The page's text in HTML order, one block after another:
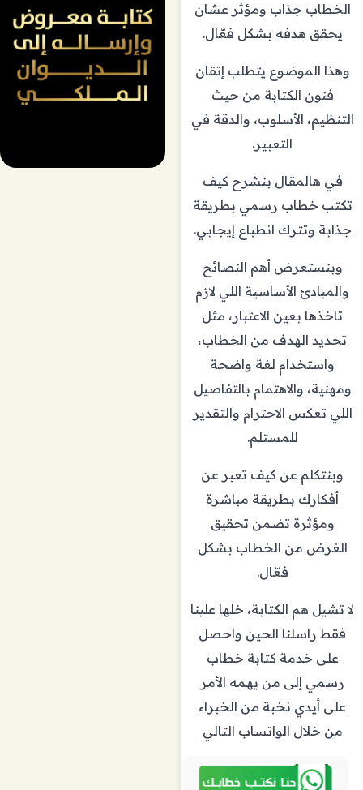
الخطاب جذاب ومؤثر عشان
يحقق هدفه بشكل فعّال.
وهذا الموضوع يتطلب إتقان
فنون الكتابة من حيث
التنظيم، الأسلوب، والدقة في
التعبير.
في هالمقال بنشرح كيف
تكتب خطاب رسمي بطريقة
جذابة وتترك انطباع إيجابي.
وبنستعرض أهم النصائح
والمبادئ الأساسية اللي لازم
تاخذها بعين الاعتبار، مثل
تحديد الهدف من الخطاب،
واستخدام لغة واضحة
ومهنية، والاهتمام بالتفاصيل
اللي تعكس الاحترام والتقدير
للمستلم.
وبنتكلم عن كيف تعبر عن
أفكارك بطريقة مباشرة
ومؤثرة تضمن تحقيق
الغرض من الخطاب بشكل
فعّال.
لا تشيل هم الكتابة، خلها علينا
فقط راسلنا الحين واحصل
على خدمة كتابة خطاب
رسمي إلى من يهمه الأمر
على أيدي نخبة من الخبراء
من خلال الواتساب التالي